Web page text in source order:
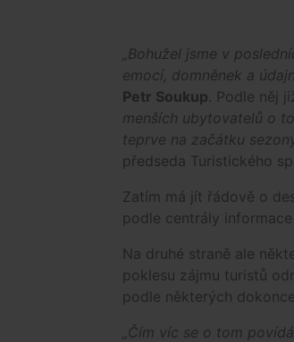
„Bohužel jsme v
emocí, domněnek a
Petr Soukup. Podle něj
menších ubytovatelů o
teprve na začátku
předseda Turistického
Zatím má jít řádově o
podle centrály
Na druhé straně ale
poklesu zájmu turistů
podle některých
„Čím víc se o tom